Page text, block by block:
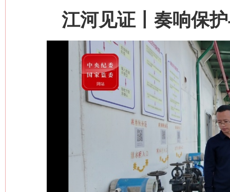
江河见证丨奏响保护